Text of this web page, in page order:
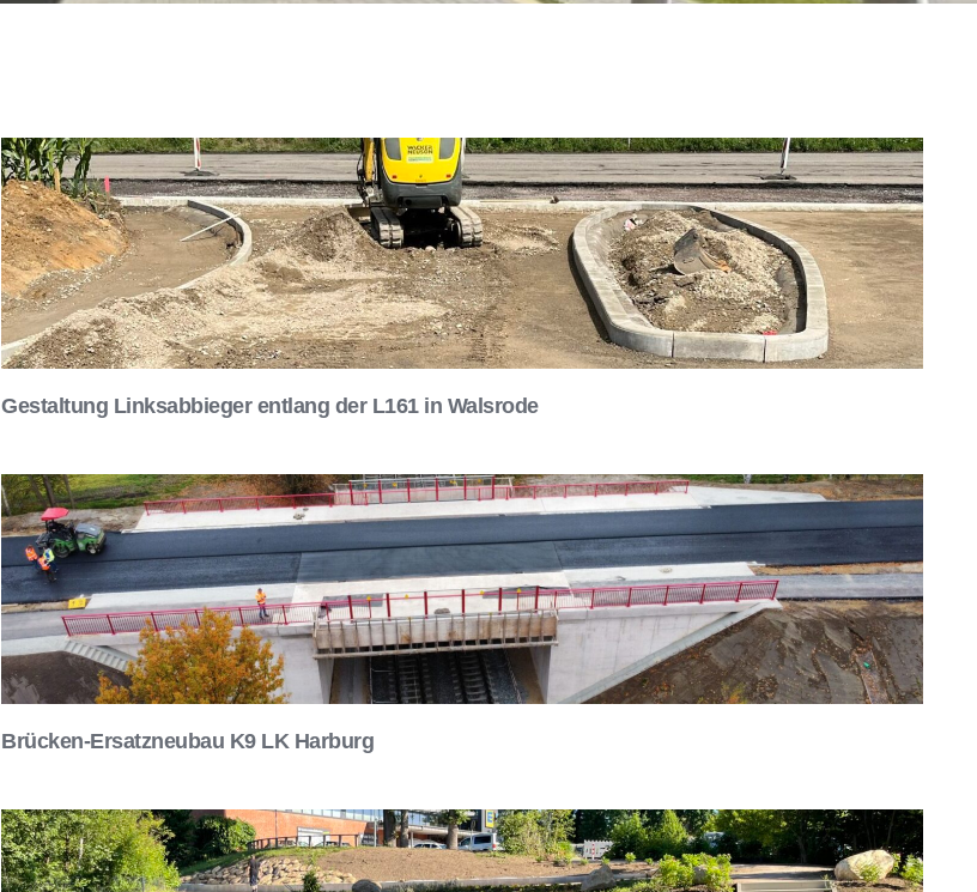
Gestaltung Linksabbieger entlang der L161 in Walsrode
Brücken-Ersatzneubau K9 LK Harburg